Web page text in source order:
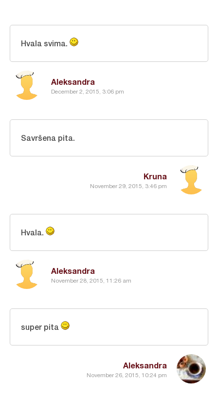
Aleksandra
December 2, 2015, 3:06 pm
Hvala svima.
Kruna
November 29, 2015, 3:46 pm
Savršena pita.
Aleksandra
November 28, 2015, 11:26 am
Hvala.
Aleksandra
November 26, 2015, 10:24 pm
super pita